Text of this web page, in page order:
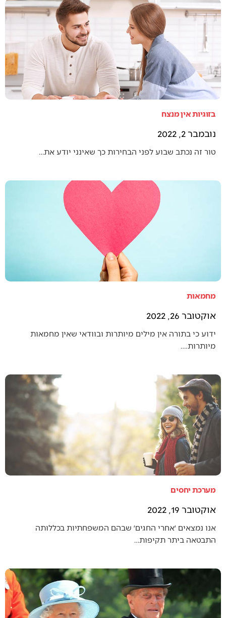
בזוגיות אין מנצח
נובמבר 2, 2022
טור זה נכתב שבוע לפני הבחירות כך שאינני יודע את…
מחמאות
אוקטובר 26, 2022
ידוע כי בתורה אין מילים מיותרות ובוודאי שאין מחמאות
מיותרות.…
מערכת יחסים
אוקטובר 19, 2022
אנו נמצאים ׳אחרי החגים׳ שבהם המשפחתיות בכללותה
התבטאה ביתר תקיפות…